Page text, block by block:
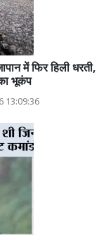
में फिर हिली धरती,
भूकंप
13:09:36